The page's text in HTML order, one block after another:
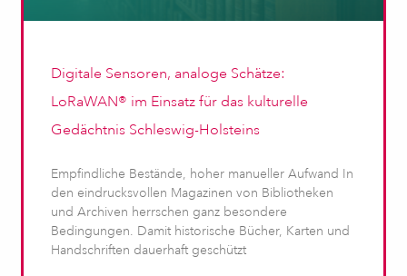
Digitale Sensoren, analoge Schätze:
LoRaWAN® im Einsatz für das kulturelle
Gedächtnis Schleswig-Holsteins
Empfindliche Bestände, hoher manueller Aufwand In
den eindrucksvollen Magazinen von Bibliotheken
und Archiven herrschen ganz besondere
Bedingungen. Damit historische Bücher, Karten und
Handschriften dauerhaft geschützt